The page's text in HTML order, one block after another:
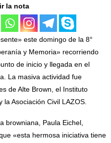
la nota
este domingo de la 8°
y Memoria» recorriendo
de inicio y llegada en el
La masiva actividad fue
de Alte Brown, el Instituto
la Asociación Civil LAZOS.
browniana, Paula Eichel,
«esta hermosa iniciativa tiene